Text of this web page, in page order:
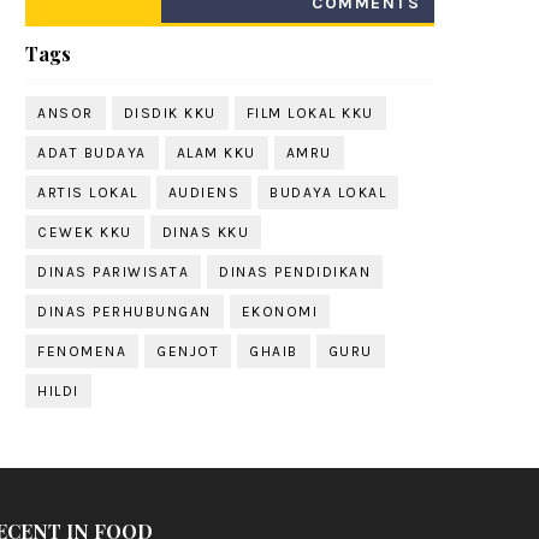
Tags
ANSOR DISDIK KKU FILM LOKAL KKU
ADAT BUDAYA ALAM KKU AMRU
ARTIS LOKAL AUDIENS BUDAYA LOKAL
CEWEK KKU DINAS KKU
DINAS PARIWISATA DINAS PENDIDIKAN
DINAS PERHUBUNGAN EKONOMI
FENOMENA GENJOT GHAIB GURU
HILDI
IN FOOD